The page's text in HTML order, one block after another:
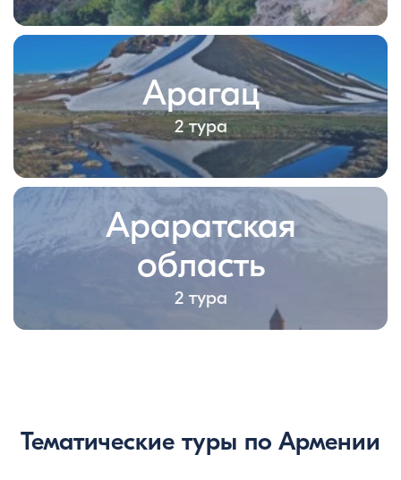
Арагац
2 тура
Араратская
область
2 тура
Тематические туры по Армении